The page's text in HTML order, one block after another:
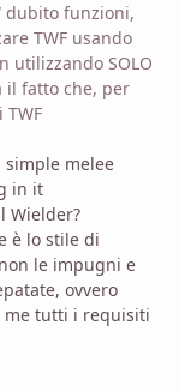
dubito funzioni,
TWF usando
utilizzando SOLO
il fatto che, per
simple melee
in it
Wielder?
è lo stile di
le impugni e
ovvero
me tutti i requisiti